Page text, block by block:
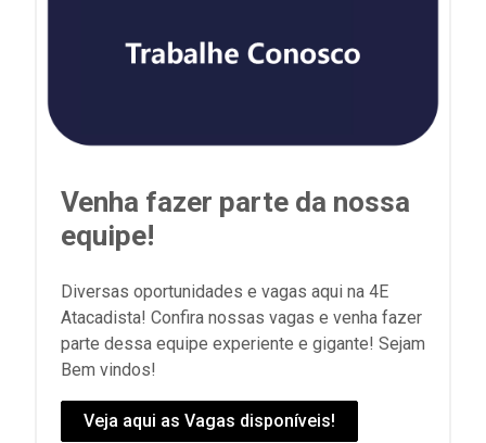
Venha fazer parte da nossa
equipe!
Diversas oportunidades e vagas aqui na 4E
Atacadista! Confira nossas vagas e venha fazer
parte dessa equipe experiente e gigante! Sejam
Bem vindos!
Veja aqui as Vagas disponíveis!